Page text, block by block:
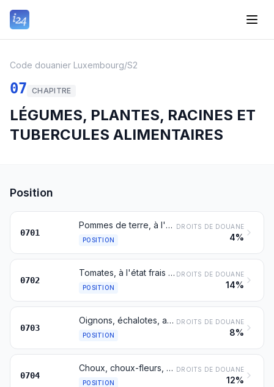
Code douanier Luxembourg/S2
07 CHAPITRE
LÉGUMES, PLANTES, RACINES ET
TUBERCULES ALIMENTAIRES
Position
0701
Pommes de terre, à l'état frais ou réfrigéré
POSITION
DROITS DE DOUANE
4%
0702
Tomates, à l'état frais ou réfrigéré
POSITION
DROITS DE DOUANE
14%
0703
Oignons, échalotes, aulx, poireaux et autres légumes alliacés, à l'état frais ou réfrigéré
POSITION
DROITS DE DOUANE
8%
0704
Choux, choux-fleurs, choux frisés, choux-raves et produits comestibles similaires du genre Brassica, à l'état frais ou réfrigéré
POSITION
DROITS DE DOUANE
12%